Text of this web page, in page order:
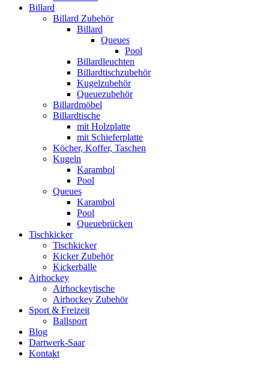
Billard
Billard Zubehör
Billard
Queues
Pool
Billardleuchten
Billardtischzubehör
Kugelzubehör
Queuezubehör
Billardmöbel
Billardtische
mit Holzplatte
mit Schieferplatte
Köcher, Koffer, Taschen
Kugeln
Karambol
Pool
Queues
Karambol
Pool
Queuebrücken
Tischkicker
Tischkicker
Kicker Zubehör
Kickerbälle
Airhockey
Airhockeytische
Airhockey Zubehör
Sport & Freizeit
Ballsport
Blog
Dartwerk-Saar
Kontakt